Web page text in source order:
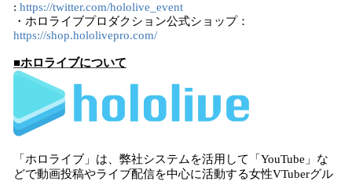
: https://twitter.com/hololive_event
・ホロライブプロダクション公式ショップ：
https://shop.hololivepro.com/
■ホロライブについて
「ホロライブ」は、弊社システムを活用して「YouTube」な
どで動画投稿やライブ配信を中心に活動する女性VTuberグル